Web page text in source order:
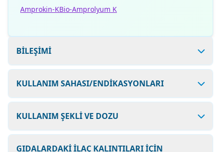
Amprokin-KBio-Amprolyum K
BİLEŞİMİ
KULLANIM SAHASI/ENDİKASYONLARI
KULLANIM ŞEKLİ VE DOZU
GIDALARDAKİ İLAÇ KALINTILARI İÇİN